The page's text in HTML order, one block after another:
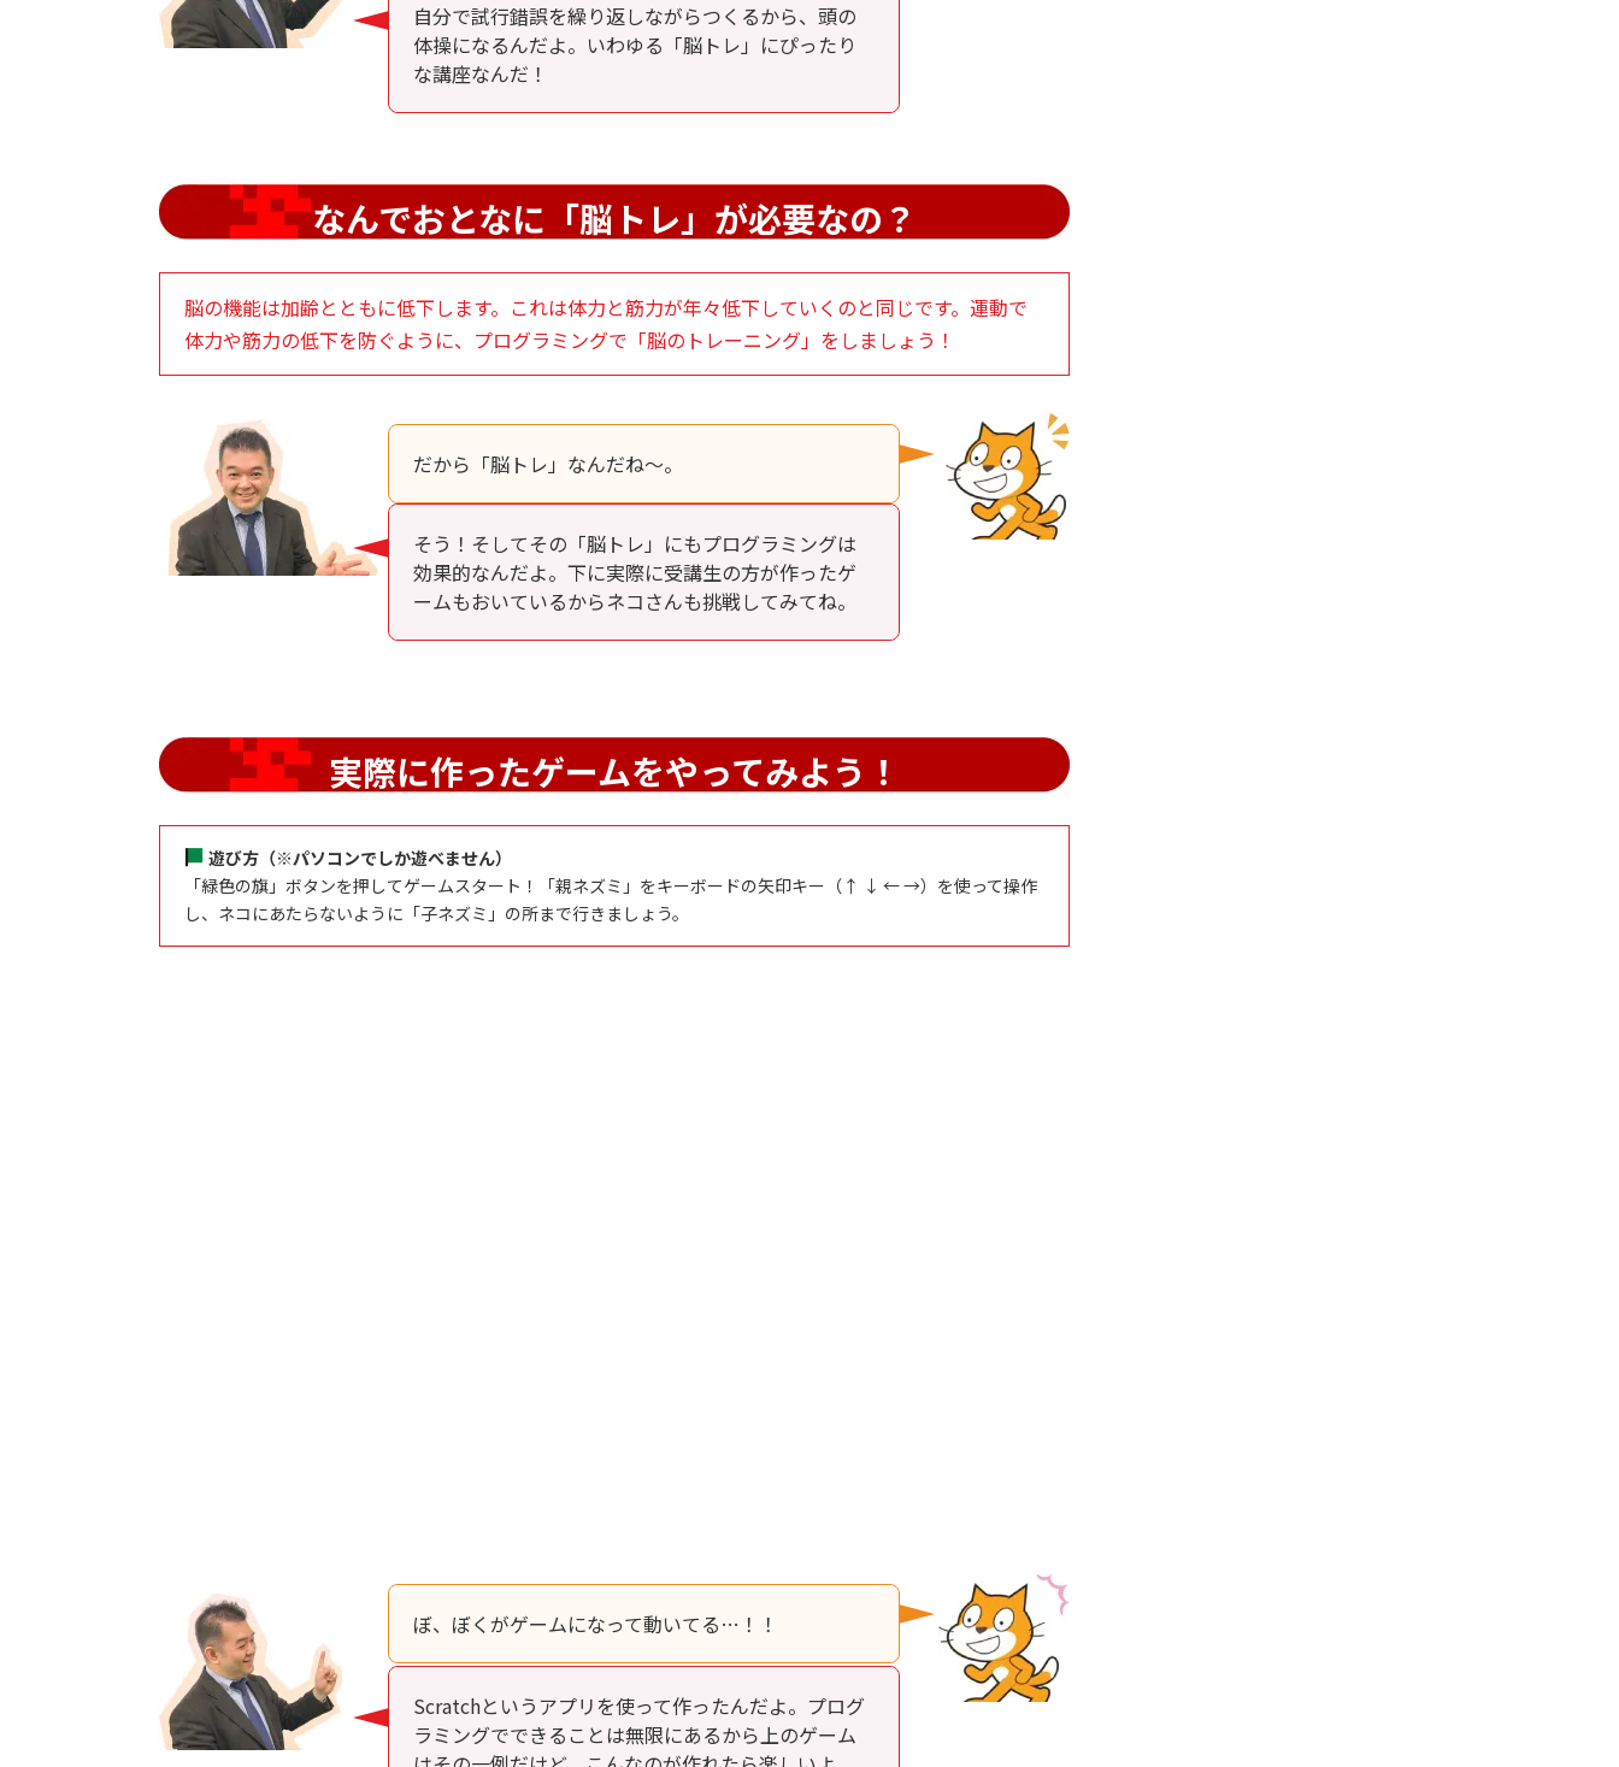
自分で試行錯誤を繰り返しながらつくるから、頭の
体操になるんだよ。いわゆる「脳トレ」にぴったり
な講座なんだ！
なんでおとなに「脳トレ」が必要なの？
脳の機能は加齢とともに低下します。これは体力と筋力が年々低下していくのと同じです。運動で
体力や筋力の低下を防ぐように、プログラミングで「脳のトレーニング」をしましょう！
だから「脳トレ」なんだね～。
そう！そしてその「脳トレ」にもプログラミングは
効果的なんだよ。下に実際に受講生の方が作ったゲ
ームもおいているからネコさんも挑戦してみてね。
実際に作ったゲームをやってみよう！
遊び方（※パソコンでしか遊べません）
「緑色の旗」ボタンを押してゲームスタート！「親ネズミ」をキーボードの矢印キー（↑ ↓ ← →）を使って操作
し、ネコにあたらないように「子ネズミ」の所まで行きましょう。
ぼ、ぼくがゲームになって動いてる…！！
Scratchというアプリを使って作ったんだよ。プログ
ラミングでできることは無限にあるから上のゲーム